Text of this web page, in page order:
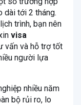
dài tới 2 tháng.
trình, bạn nên
visa
vấn và hỗ trợ tốt
người lựa
nhiều năm
bộ rủi ro, lo